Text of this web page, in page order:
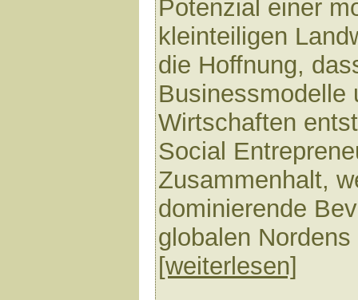
Potenzial einer
kleinteiligen
die Hoffnung,
Businessmodelle
Wirtschaften
Social
Zusammenhalt,
dominierende
globalen
[weiterlesen]